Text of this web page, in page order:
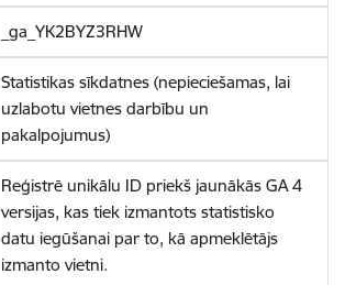
_ga_YK2BYZ3RHW
Statistikas sīkdatnes (nepieciešamas, lai
uzlabotu vietnes darbību un
pakalpojumus)
Reģistrē unikālu ID priekš jaunākās GA 4
versijas, kas tiek izmantots statistisko
datu iegūšanai par to, kā apmeklētājs
izmanto vietni.